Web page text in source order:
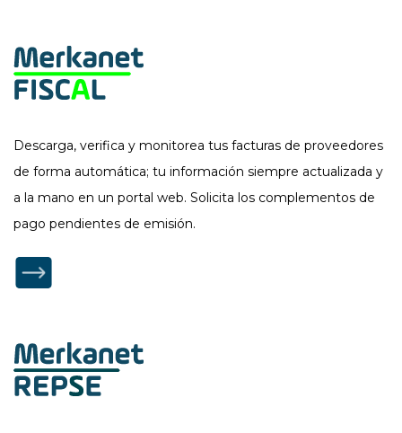
Descarga, verifica y monitorea tus facturas de proveedores
de forma automática; tu información siempre actualizada y
a la mano en un portal web. Solicita los complementos de
pago pendientes de emisión.